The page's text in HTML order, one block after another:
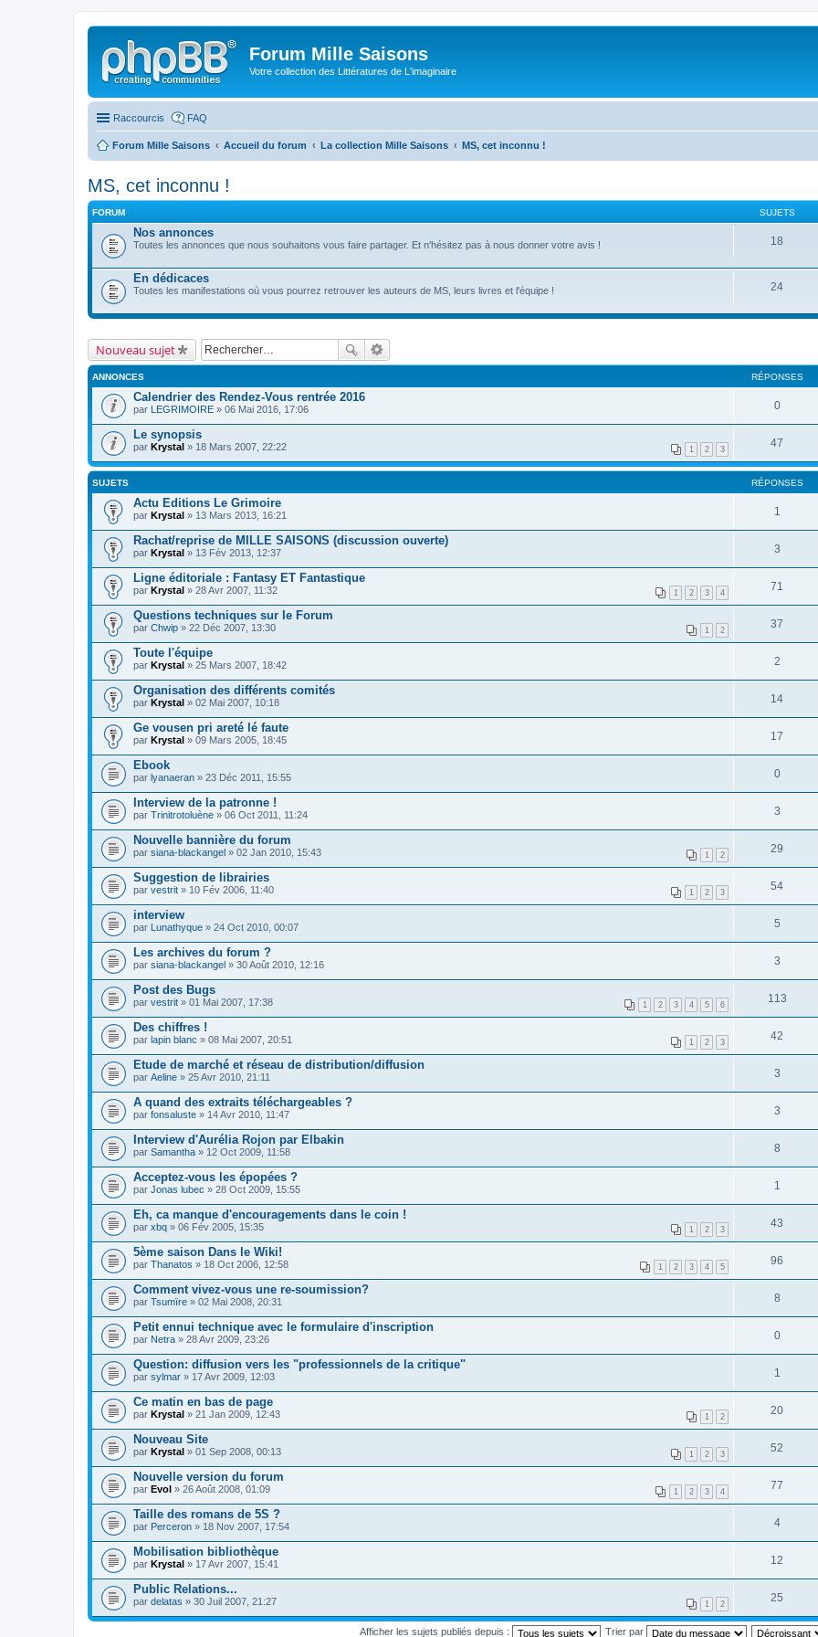
Forum Mille Saisons
Votre collection des Littératures de L'imaginaire
Raccourcis FAQ
Forum Mille Saisons Accueil du forum La collection Mille Saisons MS, cet inconnu !
MS, cet inconnu !
FORUM SUJETS
Nos annonces
Toutes les annonces que nous souhaitons vous faire partager. Et n'hésitez pas à nous donner votre avis ! 18
En dédicaces
Toutes les manifestations où vous pourrez retrouver les auteurs de MS, leurs livres et l'équipe ! 24
Nouveau sujet
ANNONCES RÉPONSES
Calendrier des Rendez-Vous rentrée 2016
par LEGRIMOIRE » 06 Mai 2016, 17:06 0
Le synopsis
1 2 3
par Krystal » 18 Mars 2007, 22:22 47
SUJETS RÉPONSES
Actu Editions Le Grimoire
par Krystal » 13 Mars 2013, 16:21 1
Rachat/reprise de MILLE SAISONS (discussion ouverte)
par Krystal » 13 Fév 2013, 12:37 3
Ligne éditoriale : Fantasy ET Fantastique
1 2 3 4
par Krystal » 28 Avr 2007, 11:32 71
Questions techniques sur le Forum
1 2
par Chwip » 22 Déc 2007, 13:30 37
Toute l'équipe
par Krystal » 25 Mars 2007, 18:42 2
Organisation des différents comités
par Krystal » 02 Mai 2007, 10:18 14
Ge vousen pri areté lé faute
par Krystal » 09 Mars 2005, 18:45 17
Ebook
par lyanaeran » 23 Déc 2011, 15:55 0
Interview de la patronne !
par Trinitrotoluène » 06 Oct 2011, 11:24 3
Nouvelle bannière du forum
1 2
par siana-blackangel » 02 Jan 2010, 15:43 29
Suggestion de librairies
1 2 3
par vestrit » 10 Fév 2006, 11:40 54
interview
par Lunathyque » 24 Oct 2010, 00:07 5
Les archives du forum ?
par siana-blackangel » 30 Août 2010, 12:16 3
Post des Bugs
1 2 3 4 5 6
par vestrit » 01 Mai 2007, 17:38 113
Des chiffres !
1 2 3
par lapin blanc » 08 Mai 2007, 20:51 42
Etude de marché et réseau de distribution/diffusion
par Aeline » 25 Avr 2010, 21:11 3
A quand des extraits téléchargeables ?
par fonsaluste » 14 Avr 2010, 11:47 3
Interview d'Aurélia Rojon par Elbakin
par Samantha » 12 Oct 2009, 11:58 8
Acceptez-vous les épopées ?
par Jonas lubec » 28 Oct 2009, 15:55 1
Eh, ca manque d'encouragements dans le coin !
1 2 3
par xbq » 06 Fév 2005, 15:35 43
5ème saison Dans le Wiki!
1 2 3 4 5
par Thanatos » 18 Oct 2006, 12:58 96
Comment vivez-vous une re-soumission?
par Tsumïre » 02 Mai 2008, 20:31 8
Petit ennui technique avec le formulaire d'inscription
par Netra » 28 Avr 2009, 23:26 0
Question: diffusion vers les "professionnels de la critique"
par sylmar » 17 Avr 2009, 12:03 1
Ce matin en bas de page
1 2
par Krystal » 21 Jan 2009, 12:43 20
Nouveau Site
1 2 3
par Krystal » 01 Sep 2008, 00:13 52
Nouvelle version du forum
1 2 3 4
par Evol » 26 Août 2008, 01:09 77
Taille des romans de 5S ?
par Perceron » 18 Nov 2007, 17:54 4
Mobilisation bibliothèque
par Krystal » 17 Avr 2007, 15:41 12
Public Relations...
1 2
par delatas » 30 Juil 2007, 21:27 25
Afficher les sujets publiés depuis : Trier par